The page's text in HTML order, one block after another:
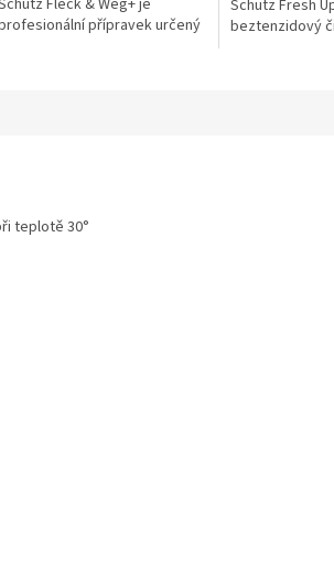
Fleck & Weg+ je
přípravek určený
Schutz Fresh
beztenzidový
teplotě 30°